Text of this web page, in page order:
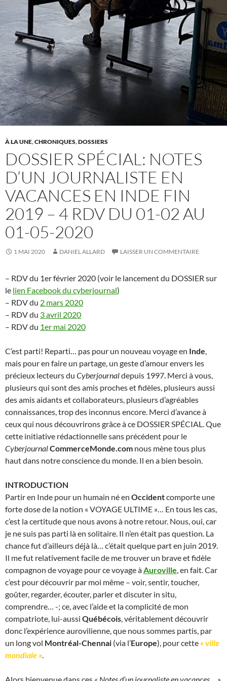
À LA UNE,CHRONIQUES,DOSSIERS
DOSSIER SPÉCIAL: NOTES
D’UN JOURNALISTE EN
VACANCES EN INDE FIN
2019 – 4 RDV DU 01-02 AU
01-05-2020
1 MAI 2020 DANIEL ALLARD LAISSER UN COMMENTAIRE
– RDV du 1er février 2020 (voir le lancement du DOSSIER sur
le lien Facebook du cyberjournal)
– RDV du 2 mars 2020
– RDV du 3 avril 2020
– RDV du 1er mai 2020
C’est parti! Reparti… pas pour un nouveau voyage en Inde,
mais pour en faire un partage, un geste d’amour envers les
précieux lecteurs du Cyberjournaldepuis 1997. Merci à vous,
plusieurs qui sont des amis proches et fidèles, plusieurs aussi
des amis aidants et collaborateurs, plusieurs d’agréables
connaissances, trop des inconnus encore. Merci d’avance à
ceux qui nous découvrirons grâce à ce DOSSIER SPÉCIAL. Que
cette initiative rédactionnelle sans précédent pour le
CyberjournalCommerceMonde.com nous mène tous plus
haut dans notre conscience du monde. Il en a bien besoin.
INTRODUCTION
Partir en Inde pour un humain né en Occidentcomporte une
forte dose de la notion « VOYAGE ULTIME »… En tous les cas,
c’est la certitude que nous avons à notre retour. Nous, oui, car
je ne suis pas parti là en solitaire. Il n’en était pas question. La
chance fut d’ailleurs déjà là… c’était quelque part en juin 2019.
Il me fut relativement facile de me trouver un brave et fidèle
compagnon de voyage pour ce voyage àAuroville, en fait. Car
c’est pour découvrir par moi même – voir, sentir, toucher,
goûter, regarder, écouter, parler et discuter in situ,
comprendre… -; ce, avec l’aide et la complicité de mon
compatriote, lui-aussi Québécois, véritablement découvrir
donc l’expérience aurovilienne, que nous sommes partis, par
un long vol Montréal-Chennai (via l’Europe), pour cette « ville
mondiale ».